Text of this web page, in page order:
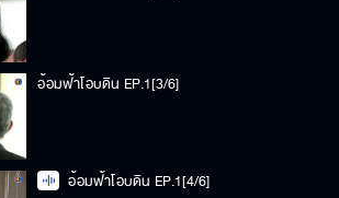
อ้อมฟ้าโอบดิน EP.1[3/6]
อ้อมฟ้าโอบดิน EP.1[4/6]